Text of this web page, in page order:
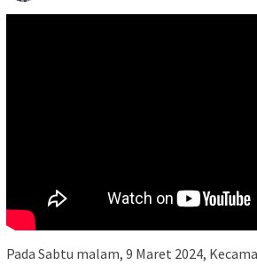
Pada Sabtu malam, 9 Maret 2024,